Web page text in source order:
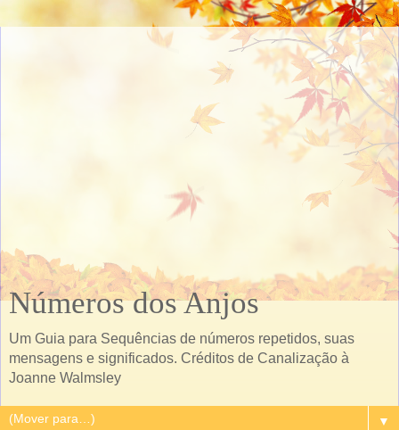
Números dos Anjos
Um Guia para Sequências de números repetidos, suas
mensagens e significados. Créditos de Canalização à
Joanne Walmsley
▼